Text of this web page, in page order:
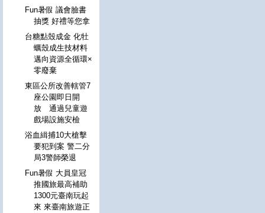
Fun暑假 議會臉書
抽獎 好禮等您拿
台糖點殼成金 化牡
蠣殼成生技材料
邁向資源全循環×
零廢棄
東區公所改善轄管7
座公園即日開
放 通過兒童遊
戲場設施安檢
浴血緝捕10大槍擊
要犯到案 警二分
局3警師榮退
Fun暑假 大員皇冠
推國旅最高補助
1300元臺南玩起
來 來臺南旅遊正